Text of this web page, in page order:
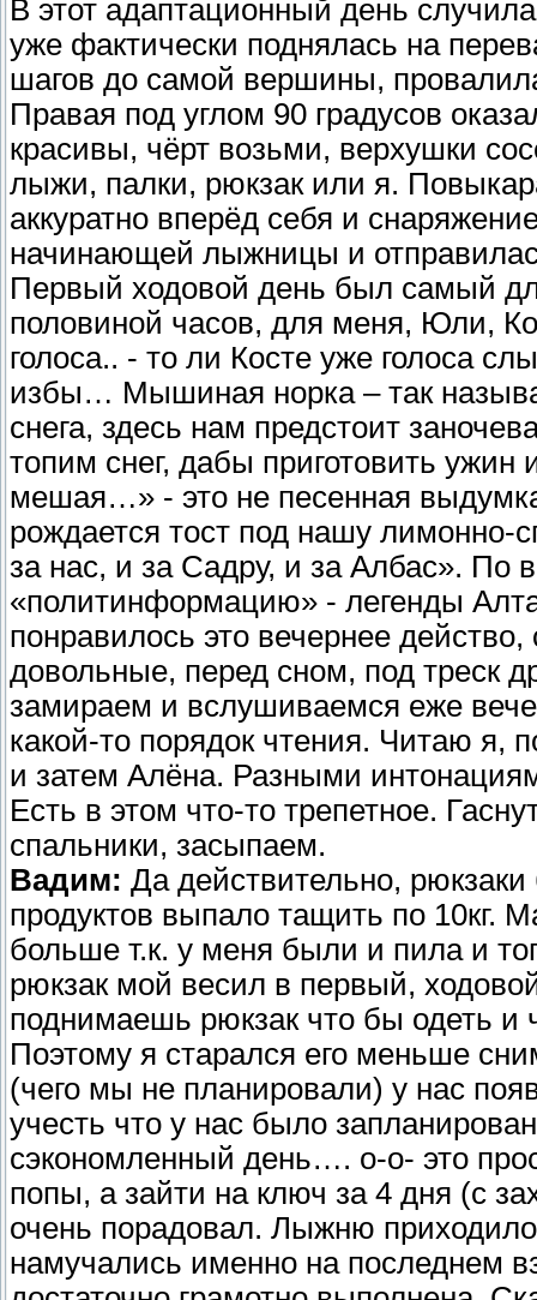
В этот адаптационный день
уже фактически поднялась на
шагов до самой вершины,
Правая под углом 90 градусов
красивы, чёрт возьми, верхушки
лыжи, палки, рюкзак или я.
аккуратно вперёд себя и
начинающей лыжницы и
Первый ходовой день был самый
половиной часов, для меня, Юли,
голоса.. - то ли Косте уже голоса
избы… Мышиная норка – так
снега, здесь нам предстоит
топим снег, дабы приготовить
мешая…» - это не песенная
рождается тост под нашу лимонно-
за нас, и за Садру, и за Албас». По
«политинформацию» - легенды
понравилось это вечернее
довольные, перед сном, под треск
замираем и вслушиваемся еже
какой-то порядок чтения. Читаю я,
и затем Алёна. Разными
Есть в этом что-то трепетное.
спальники, засыпаем.
Вадим: Да действительно,
продуктов выпало тащить по 10кг.
больше т.к. у меня были и пила и
рюкзак мой весил в первый,
поднимаешь рюкзак что бы одеть и
Поэтому я старался его меньше
(чего мы не планировали) у нас
учесть что у нас было
сэкономленный день…. о-о- это
попы, а зайти на ключ за 4 дня (с
очень порадовал. Лыжню
намучались именно на последнем